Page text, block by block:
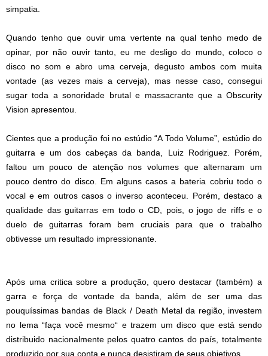
simpatia.
Quando tenho que ouvir uma vertente na qual tenho medo de
opinar, por não ouvir tanto, eu me desligo do mundo, coloco o
disco no som e abro uma cerveja, degusto ambos com muita
vontade (as vezes mais a cerveja), mas nesse caso, consegui
sugar toda a sonoridade brutal e massacrante que a Obscurity
Vision apresentou.
Cientes que a produção foi no estúdio“A Todo Volume”, estúdio do
guitarra e um dos cabeças da banda, Luiz Rodriguez. Porém,
faltou um pouco de atenção nos volumes que alternaram um
pouco dentro do disco. Em alguns casos a bateria cobriu todo o
vocal e em outros casos o inverso aconteceu. Porém, destaco a
qualidade das guitarras em todo o CD, pois, o jogo de riffs e o
duelo de guitarras foram bem cruciais para que o trabalho
obtivesse um resultado impressionante.
Após uma critica sobre a produção, quero destacar (também) a
garra e força de vontade da banda, além de ser uma das
pouquíssimas bandas de Black / Death Metal da região, investem
no lema “faça você mesmo“ e trazem um disco que está sendo
distribuido nacionalmente pelos quatro cantos do país, totalmente
produzido por sua conta e nunca desistiram de seus objetivos